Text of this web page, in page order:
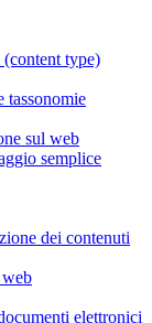
type)
tassonomie
sul web
semplice
dei contenuti
elettronici